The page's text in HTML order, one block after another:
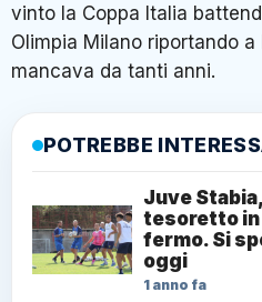
vinto la Coppa Italia
Olimpia Milano riportando
mancava da tanti anni.
POTREBBE
Juve
tesoretto in
fermo. Si
oggi
1 anno fa